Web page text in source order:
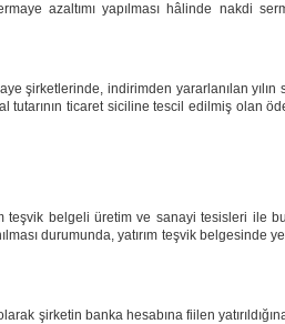
azaltımı yapılması hâlinde nakdi
şirketlerinde, indirimden yararlanılan yılın
ticaret siciline tescil edilmiş olan
teşvik belgeli üretim ve sanayi tesisleri ile
durumunda, yatırım teşvik belgesinde yer
şirketin banka hesabına fiilen